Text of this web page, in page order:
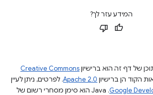
המידע עזר לך?
של דף זה הוא ברישיוןCreative Commons
הקוד הן ברישיון Apache 2.0. לפרטים, ניתן לעיין
.‏ Java הוא סימן מסחרי רשום של